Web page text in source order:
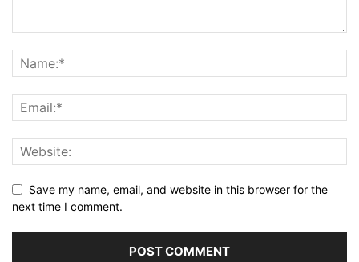
Save my name, email, and website in this browser for the
next time I comment.